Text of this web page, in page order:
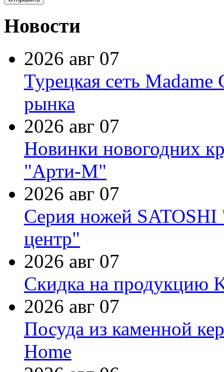
Новости
2026 авг 07
Турецкая сеть Madame
рынка
2026 авг 07
Новинки новогодних
"Арти-М"
2026 авг 07
Серия ножей
центр"
2026 авг 07
Скидка на продукцию
2026 авг 07
Посуда из каменной
Home